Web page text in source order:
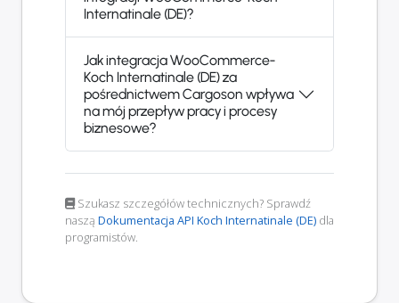
Internatinale (DE)?
Jak integracja WooCommerce-
Koch Internatinale (DE) za
pośrednictwem Cargoson wpływa
na mój przepływ pracy i procesy
biznesowe?
Szukasz szczegółów technicznych? Sprawdź
naszą Dokumentacja API Koch Internatinale (DE) dla
programistów.